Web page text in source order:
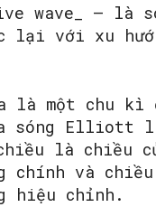
wave_ – là
lại với xu
là một chu kì
sóng Elliott
là chiều
chính và
hiệu chỉnh.